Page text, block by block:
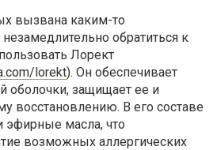
вызвана каким-то
обратиться к
Лорект
lorekt). Он обеспечивает
оболочки, защищает ее и
восстановлению. В его составе
эфирные масла, что
возможных аллергических